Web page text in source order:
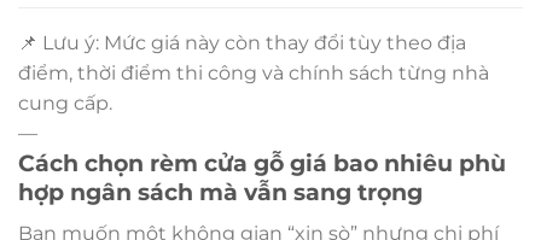
📌 Lưu ý: Mức giá này còn thay đổi tùy theo địa
điểm, thời điểm thi công và chính sách từng nhà
cung cấp.
—
Cách chọn rèm cửa gỗ giá bao nhiêu phù
hợp ngân sách mà vẫn sang trọng
Bạn muốn một không gian “xịn sò” nhưng chi phí